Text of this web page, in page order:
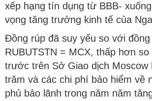
xếp hạng tín dụng từ BBB-
vọng tăng trưởng kinh tế của
Đồng rúp đã suy yếu so với
RUBUTSTN = MCX, thấp hơn
trước trên Sở Giao dịch Moscow
trăm và các chi phí bảo hiểm về
phủ bảo lãnh trong năm năm